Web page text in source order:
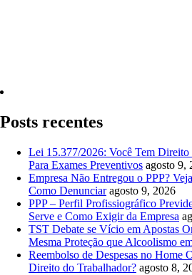
Posts recentes
Lei 15.377/2026: Você Tem Direito
Para Exames Preventivos agosto 9,
Empresa Não Entregou o PPP?
Como Denunciar agosto 9, 2026
PPP – Perfil Profissiográfico
Serve e Como Exigir da Empresa
TST Debate se Vício em Apostas
Mesma Proteção que Alcoolismo
Reembolso de Despesas no Home
Direito do Trabalhador? agosto 8,